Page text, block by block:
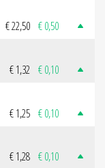
€ 22,50 € 0,50
€ 1,32 € 0,10
€ 1,25 € 0,10
€ 1,28 € 0,10